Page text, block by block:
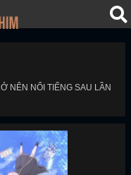
NÊN NỔI TIẾNG SAU LẦN